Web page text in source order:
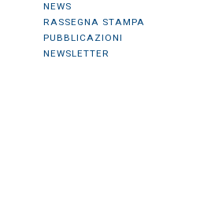
NEWS
RASSEGNA STAMPA
PUBBLICAZIONI
NEWSLETTER